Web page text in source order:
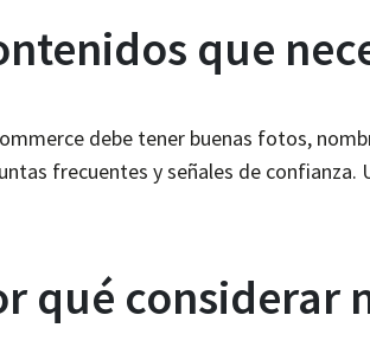
que
debe tener buenas fotos,
frecuentes y señales de
qué considerar